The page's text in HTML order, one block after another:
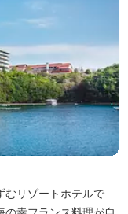
むリゾートホテルで